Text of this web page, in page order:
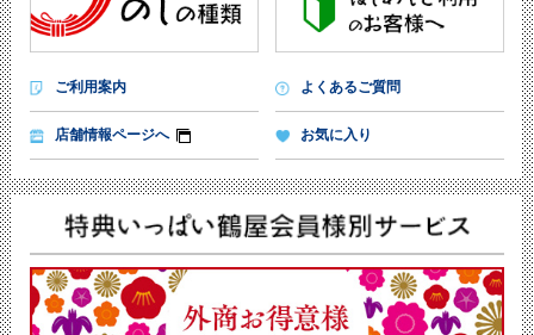
ご利用案内 よくあるご質問
店舗情報ページへ お気に入り